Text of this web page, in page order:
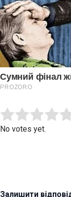
Rate this item:
No votes yet.
Залишити